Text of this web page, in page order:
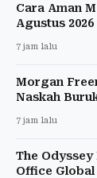
Cara Aman
Agustus 2026
7 jam lalu
Morgan
Naskah
7 jam lalu
The
Office Global